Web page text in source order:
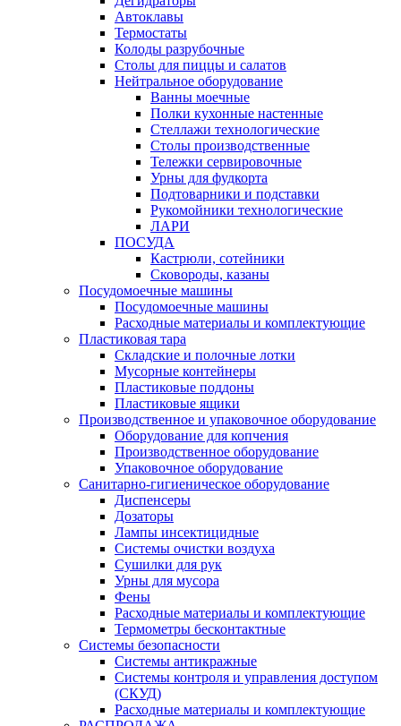
Автоклавы
Термостаты
Колоды разрубочные
Столы для пиццы и салатов
Нейтральное оборудование
Ванны моечные
Полки кухонные настенные
Стеллажи технологические
Столы производственные
Тележки сервировочные
Урны для фудкорта
Подтоварники и подставки
Рукомойники технологические
ЛАРИ
ПОСУДА
Кастрюли, сотейники
Сковороды, казаны
Посудомоечные машины
Посудомоечные машины
Расходные материалы и комплектующие
Пластиковая тара
Складские и полочные лотки
Мусорные контейнеры
Пластиковые поддоны
Пластиковые ящики
Производственное и упаковочное оборудование
Оборудование для копчения
Производственное оборудование
Упаковочное оборудование
Санитарно-гигиеническое оборудование
Диспенсеры
Дозаторы
Лампы инсектицидные
Системы очистки воздуха
Сушилки для рук
Урны для мусора
Фены
Расходные материалы и комплектующие
Термометры бесконтактные
Системы безопасности
Системы антикражные
Системы контроля и управления доступом
(СКУД)
Расходные материалы и комплектующие